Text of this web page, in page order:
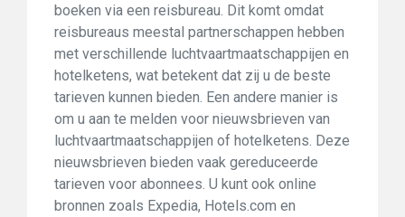
boeken via een reisbureau. Dit komt omdat
reisbureaus meestal partnerschappen hebben
met verschillende luchtvaartmaatschappijen en
hotelketens, wat betekent dat zij u de beste
tarieven kunnen bieden. Een andere manier is
om u aan te melden voor nieuwsbrieven van
luchtvaartmaatschappijen of hotelketens. Deze
nieuwsbrieven bieden vaak gereduceerde
tarieven voor abonnees. U kunt ook online
bronnen zoals Expedia, Hotels.com en